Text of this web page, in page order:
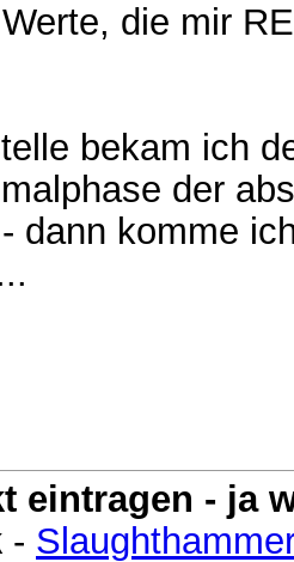
die mir
bekam ich
der
dann komme
eintragen - ja
-